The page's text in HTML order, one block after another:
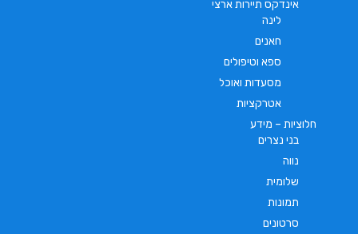
אינדקס תיירות ארצי
לינה
חאנים
ספא וטיפולים
מסעדות ואוכל
אטרקציות
חלוציות – מידע
בני נצרים
נווה
שלומית
תמונות
סרטונים